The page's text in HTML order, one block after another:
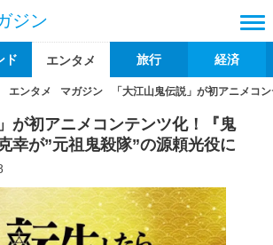
ジン
ド エンタメ 旅行 経済
エンタメ マガジン 「大江山鬼伝説」が初アニメコ
が初アニメコンテンツ化！『鬼
幸が”元祖鬼殺隊”の源頼光役に